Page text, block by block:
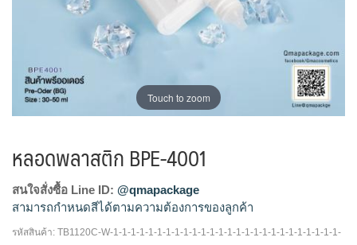
Touch to zoom
หลอดพลาสติก BPE-4001
สนใจสั่งซื้อ Line ID: @qmapackage
สามารถกำหนดสีได้ตามความต้องการของลูกค้า
รหัสสินค้า: TB1120C-W-1-1-1-1-1-1-1-1-1-1-1-1-1-1-1-1-1-1-1-1-1-1-1-1-1-1-